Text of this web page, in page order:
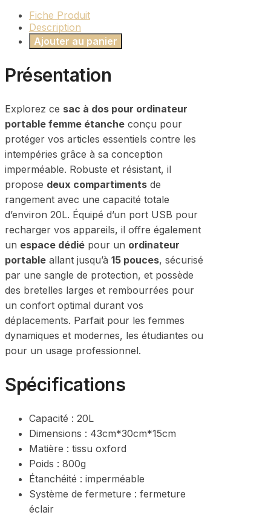
Fiche Produit
Description
Ajouter au panier
Présentation
Explorez ce sac à dos pour ordinateur
portable femme étanche conçu pour
protéger vos articles essentiels contre les
intempéries grâce à sa conception
imperméable. Robuste et résistant, il
propose deux compartiments de
rangement avec une capacité totale
d’environ 20L. Équipé d’un port USB pour
recharger vos appareils, il offre également
un espace dédié pour un ordinateur
portable allant jusqu’à 15 pouces, sécurisé
par une sangle de protection, et possède
des bretelles larges et rembourrées pour
un confort optimal durant vos
déplacements. Parfait pour les femmes
dynamiques et modernes, les étudiantes ou
pour un usage professionnel.
Spécifications
Capacité : 20L
Dimensions : 43cm*30cm*15cm
Matière : tissu oxford
Poids : 800g
Étanchéité : imperméable
Système de fermeture : fermeture
éclair